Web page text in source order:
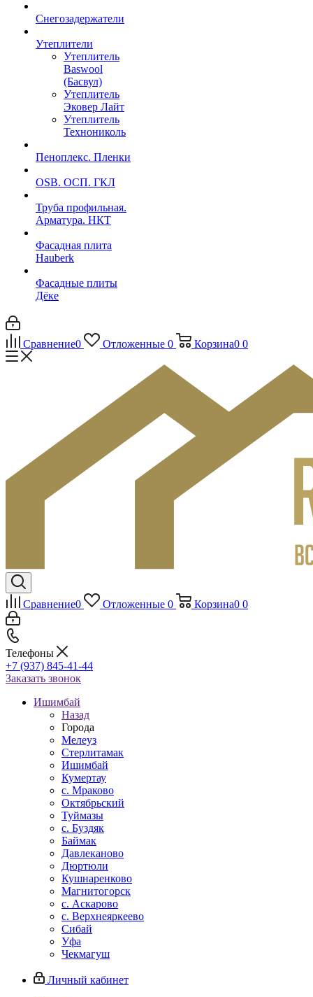
Снегозадержатели
Утеплители
Утеплитель
Baswool
(Басвул)
Утеплитель
Эковер Лайт
Утеплитель
Технониколь
Пеноплекс. Пленки
OSB. ОСП. ГКЛ
Труба профильная.
Арматура. НКТ
Фасадная плита
Hauberk
Фасадные плиты
Дёке
Сравнение0 Отложенные 0 Корзина0 0
Сравнение0 Отложенные 0 Корзина0 0
Телефоны
+7 (937) 845-41-44
Заказать звонок
Ишимбай
Назад
Города
Мелеуз
Стерлитамак
Ишимбай
Кумертау
c. Мраково
Октябрьский
Туймазы
c. Буздяк
Баймак
Давлеканово
Дюртюли
Кушнаренково
Магнитогорск
с. Аскарово
с. Верхнеяркеево
Сибай
Уфа
Чекмагуш
Личный кабинет